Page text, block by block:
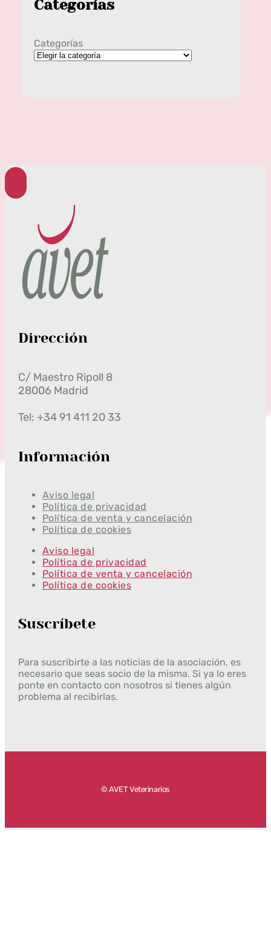
Categorías
Categorías
Dirección
C/ Maestro Ripoll 8
28006 Madrid
Tel: +34 91 411 20 33
Información
Aviso legal
Política de privacidad
Política de venta y cancelación
Política de cookies
Aviso legal
Política de privacidad
Política de venta y cancelación
Política de cookies
Suscríbete
Para suscribirte a las noticias de la asociación, es
necesario que seas socio de la misma. Si ya lo eres
ponte en contacto con nosotros si tienes algún
problema al recibirlas.
© AVET Veterinarios